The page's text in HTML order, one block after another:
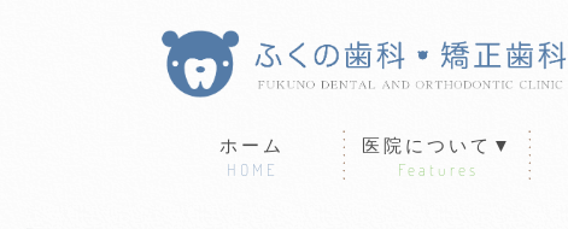
ホーム
HOME
医院について▼
Features